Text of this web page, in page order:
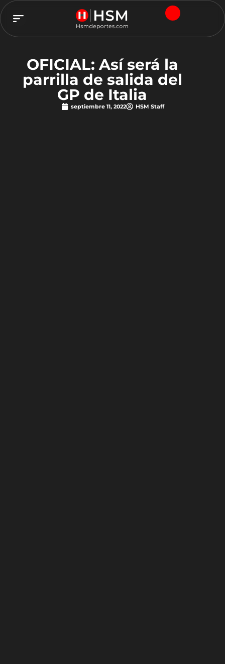
OFICIAL: Así será la
parrilla de salida del
GP de Italia
septiembre 11, 2022 HSM Staff